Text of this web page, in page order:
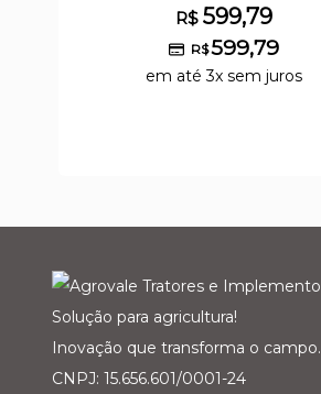
R$599,79
R$599,79
em até 3x sem juros
Solução para agricultura!
Inovação que transforma o campo.
CNPJ: 15.656.601/0001-24